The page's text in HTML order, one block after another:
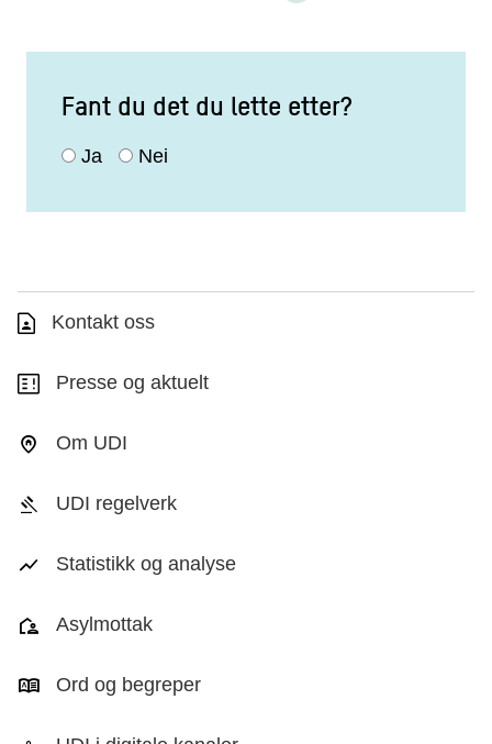
Fant du det du lette etter?
Ja Nei
Kontakt oss
Presse og aktuelt
Om UDI
UDI regelverk
Statistikk og analyse
Asylmottak
Ord og begreper